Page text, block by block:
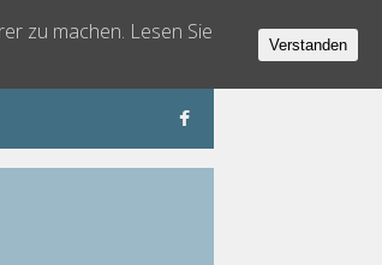
zu machen. Lesen Sie
Verstanden